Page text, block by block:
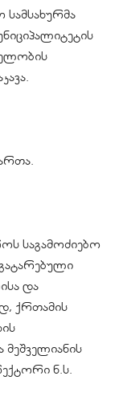
სამსახურმა
საგამოძიებო
და
ქრთამის
მეშველიანის
ნ.ს.